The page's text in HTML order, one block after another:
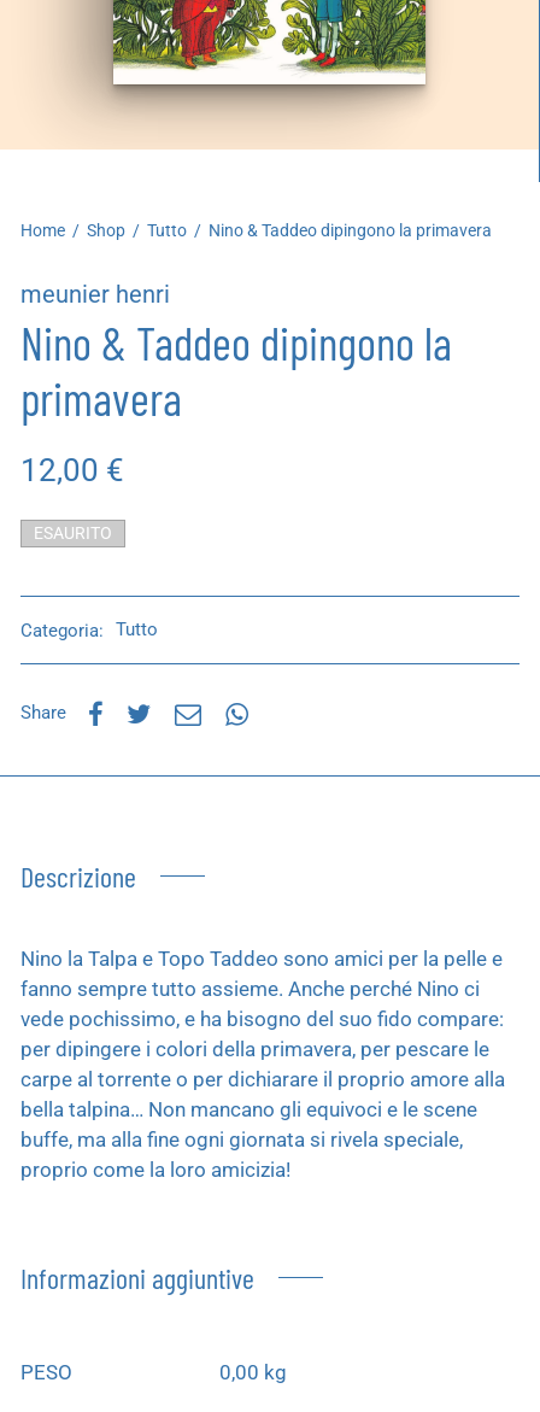
Home / Shop / Tutto / Nino & Taddeo dipingono la primavera
meunier henri
Nino & Taddeo dipingono la
primavera
12,00 €
ESAURITO
Categoria: Tutto
Share
Descrizione
Nino la Talpa e Topo Taddeo sono amici per la pelle e
fanno sempre tutto assieme. Anche perché Nino ci
vede pochissimo, e ha bisogno del suo fido compare:
per dipingere i colori della primavera, per pescare le
carpe al torrente o per dichiarare il proprio amore alla
bella talpina… Non mancano gli equivoci e le scene
buffe, ma alla fine ogni giornata si rivela speciale,
proprio come la loro amicizia!
Informazioni aggiuntive
PESO 0,00 kg